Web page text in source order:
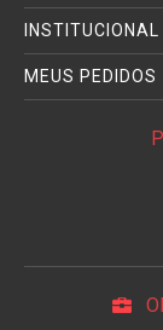
INSTITUCIONAL
MEUS PEDIDOS